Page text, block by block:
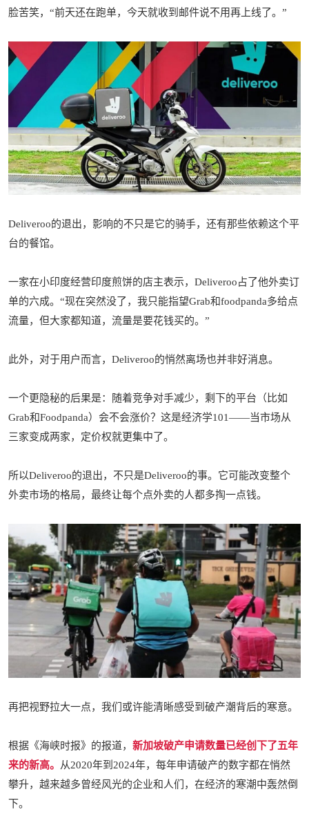
脸苦笑，“前天还在跑单，今天就收到邮件说不用再上线了。”
Deliveroo的退出，影响的不只是它的骑手，还有那些依赖这个平
台的餐馆。
一家在小印度经营印度煎饼的店主表示，Deliveroo占了他外卖订
单的六成。“现在突然没了，我只能指望Grab和foodpanda多给点
流量，但大家都知道，流量是要花钱买的。”
此外，对于用户而言，Deliveroo的悄然离场也并非好消息。
一个更隐秘的后果是：随着竞争对手减少，剩下的平台（比如
Grab和Foodpanda）会不会涨价？这是经济学101——当市场从
三家变成两家，定价权就更集中了。
所以Deliveroo的退出，不只是Deliveroo的事。它可能改变整个
外卖市场的格局，最终让每个点外卖的人都多掏一点钱。
再把视野拉大一点，我们或许能清晰感受到破产潮背后的寒意。
根据《海峡时报》的报道，新加坡破产申请数量已经创下了五年
来的新高。 从2020年到2024年，每年申请破产的数字都在悄然
攀升，越来越多曾经风光的企业和人们，在经济的寒潮中轰然倒
下。